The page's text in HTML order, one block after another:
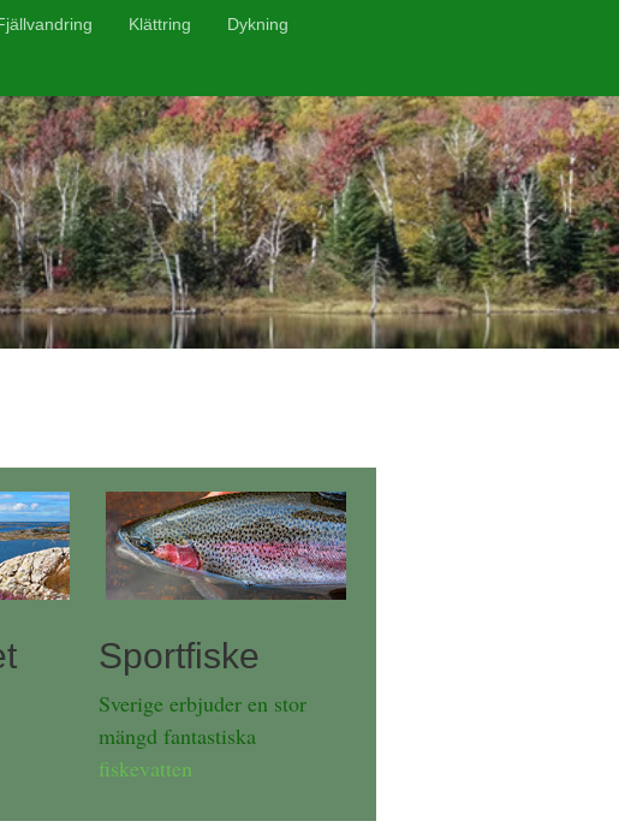
Klättring Dykning
Sportfiske
Sverige erbjuder en stor
mängd fantastiska
fiskevatten